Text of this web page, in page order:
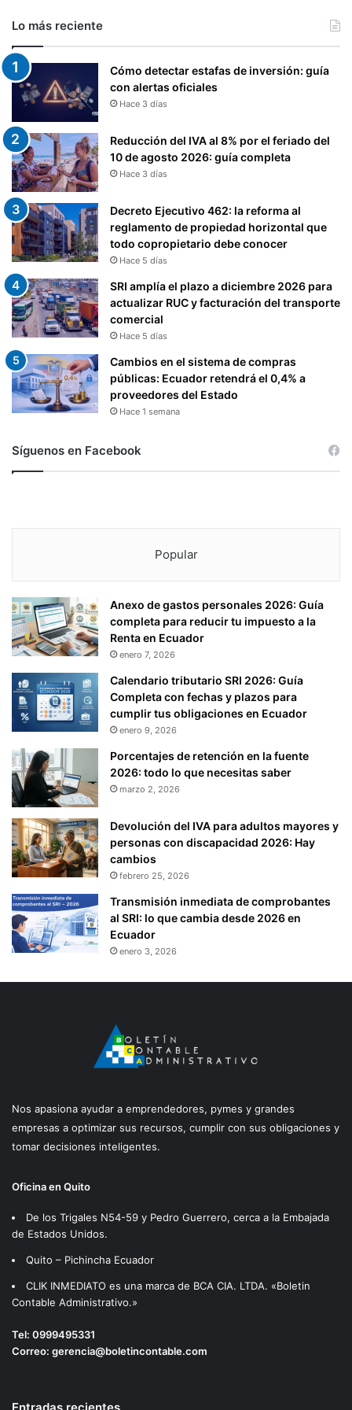
E
L
S
I
C
I
O
D
E
R
E
N
T
A
S
I
N
T
E
R
N
Lo más reciente
Cómo detectar estafas de inversión: guía
con alertas oficiales
Hace 3 días
Reducción del IVA al 8% por el feriado del
10 de agosto 2026: guía completa
Hace 3 días
Decreto Ejecutivo 462: la reforma al
reglamento de propiedad horizontal que
todo copropietario debe conocer
Hace 5 días
SRI amplía el plazo a diciembre 2026 para
actualizar RUC y facturación del transporte
comercial
Hace 5 días
Cambios en el sistema de compras
públicas: Ecuador retendrá el 0,4% a
proveedores del Estado
Hace 1 semana
Síguenos en Facebook
Popular
Anexo de gastos personales 2026: Guía
completa para reducir tu impuesto a la
Renta en Ecuador
enero 7, 2026
Calendario tributario SRI 2026: Guía
Completa con fechas y plazos para
cumplir tus obligaciones en Ecuador
enero 9, 2026
Porcentajes de retención en la fuente
2026: todo lo que necesitas saber
marzo 2, 2026
Devolución del IVA para adultos mayores y
personas con discapacidad 2026: Hay
cambios
febrero 25, 2026
Transmisión inmediata de comprobantes
al SRI: lo que cambia desde 2026 en
Ecuador
enero 3, 2026
Nos apasiona ayudar a emprendedores, pymes y grandes
empresas a optimizar sus recursos, cumplir con sus obligaciones y
tomar decisiones inteligentes.
Oficina en Quito
De los Trigales N54-59 y Pedro Guerrero, cerca a la Embajada
de Estados Unidos.
Quito – Pichincha Ecuador
CLIK INMEDIATO es una marca de BCA CIA. LTDA. «Boletin
Contable Administrativo.»
Tel: 0999495331
Correo: gerencia@boletincontable.com